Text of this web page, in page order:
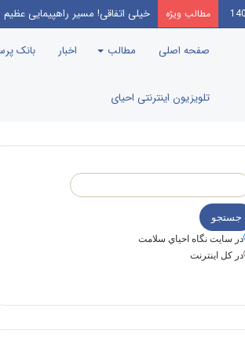
مطالب ویژه این‌که مرندی رو بیارن صدا‌ و
صفحه اصلی مطالب اخبار بانک
تلویزیون اینترنتی احیای
در سايت نگاه احياي سلامت
در كل اينترنت